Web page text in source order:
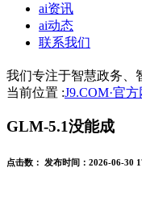
ai资讯
ai动态
联系我们
我们专注于智慧政务、
当前位置 :J9.COM·官
GLM-5.1没能成
点击数： 发布时间： 2026-06-30